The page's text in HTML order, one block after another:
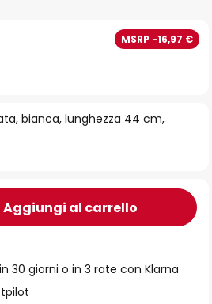
bianca, lunghezza 44 cm,
MSRP -16,97 €
Aggiungi al carrello
30 giorni o in 3 rate con Klarna